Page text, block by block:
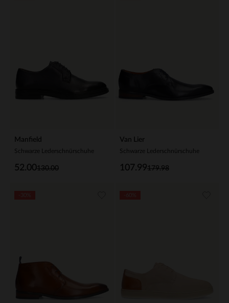
Manfield
Schwarze Lederschnürschuhe
130.00
52.00
Van Lier
Schwarze Lederschnürschuhe
179.98
107.99